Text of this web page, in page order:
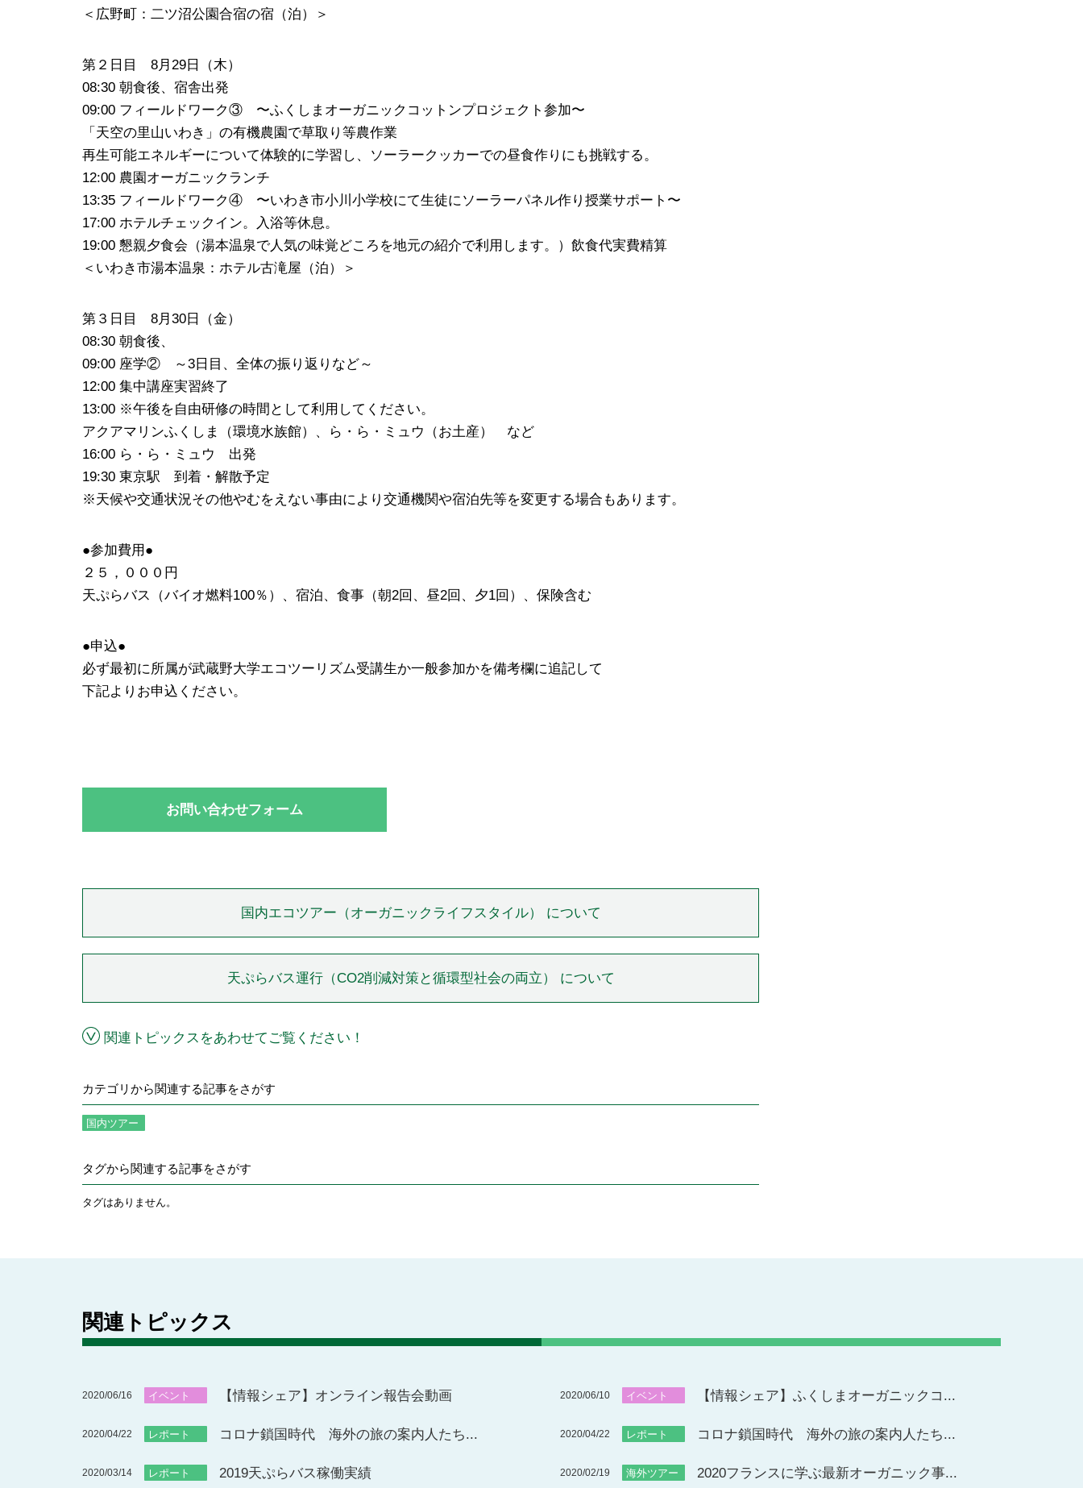
＜広野町：二ツ沼公園合宿の宿（泊）＞
第２日目 8月29日（木）
08:30 朝食後、宿舎出発
09:00 フィールドワーク③ 〜ふくしまオーガニックコットンプロジェクト参加〜
「天空の里山いわき」の有機農園で草取り等農作業
再生可能エネルギーについて体験的に学習し、ソーラークッカーでの昼食作りにも挑戦する。
12:00 農園オーガニックランチ
13:35 フィールドワーク④ 〜いわき市小川小学校にて生徒にソーラーパネル作り授業サポート〜
17:00 ホテルチェックイン。入浴等休息。
19:00 懇親夕食会（湯本温泉で人気の味覚どころを地元の紹介で利用します。）飲食代実費精算
＜いわき市湯本温泉：ホテル古滝屋（泊）＞
第３日目 8月30日（金）
08:30 朝食後、
09:00 座学② ～3日目、全体の振り返りなど～
12:00 集中講座実習終了
13:00 ※午後を自由研修の時間として利用してください。
アクアマリンふくしま（環境水族館）、ら・ら・ミュウ（お土産） など
16:00 ら・ら・ミュウ 出発
19:30 東京駅 到着・解散予定
※天候や交通状況その他やむをえない事由により交通機関や宿泊先等を変更する場合もあります。
●参加費用●
２５，０００円
天ぷらバス（バイオ燃料100％）、宿泊、食事（朝2回、昼2回、夕1回）、保険含む
●申込●
必ず最初に所属が武蔵野大学エコツーリズム受講生か一般参加かを備考欄に追記して
下記よりお申込ください。
お問い合わせフォーム
国内エコツアー（オーガニックライフスタイル） について
天ぷらバス運行（CO2削減対策と循環型社会の両立） について
関連トピックスをあわせてご覧ください！
カテゴリから関連する記事をさがす
国内ツアー
タグから関連する記事をさがす
タグはありません。
関連トピックス
2020/06/16 イベント 【情報シェア】オンライン報告会動画 2020/06/10 イベント 【情報シェア】ふくしまオーガニックコ...
2020/04/22 レポート コロナ鎖国時代 海外の旅の案内人たち... 2020/04/22 レポート コロナ鎖国時代 海外の旅の案内人たち...
2020/03/14 レポート 2019天ぷらバス稼働実績 2020/02/19 海外ツアー 2020フランスに学ぶ最新オーガニック事...